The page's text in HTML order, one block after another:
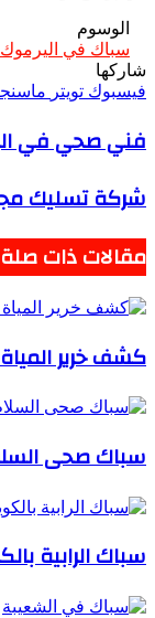
الوسوم
سباك في اليرموك
شاركها
فيسبوك تويتر
فني صحي في
شركة تسليك
مقالات ذات صلة
كشف خرير
سباك صحى
سباك الرابية